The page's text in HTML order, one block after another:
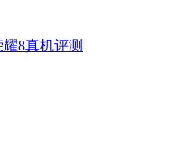
8真机评测